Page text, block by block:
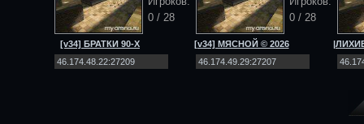
0 / 28
[v34] БРАТКИ 90-Х
[Public] 18+
0 / 28
[v34] МЯСНОЙ © 2026
[Public] 18+